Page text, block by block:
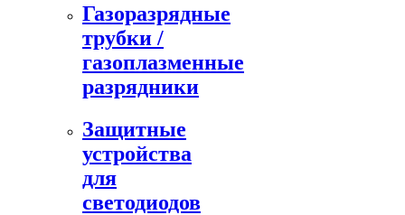
Газоразрядные
трубки /
газоплазменные
разрядники
Защитные
устройства
для
светодиодов